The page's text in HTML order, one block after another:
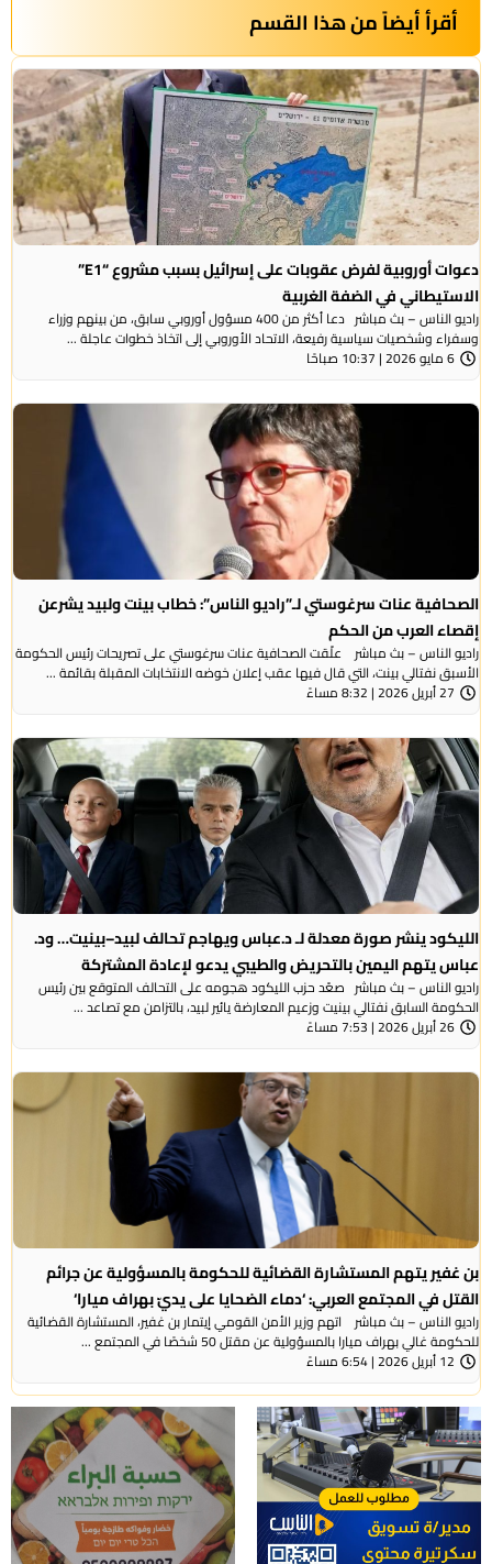
أقرأ أيضاً من هذا القسم
دعوات أوروبية لفرض عقوبات على إسرائيل بسبب مشروع “E1”
الاستيطاني في الضفة الغربية
راديو الناس – بث مباشر دعا أكثر من 400 مسؤول أوروبي سابق، من بينهم وزراء
وسفراء وشخصيات سياسية رفيعة، الاتحاد الأوروبي إلى اتخاذ خطوات عاجلة ...
6 مايو 2026 | 10:37 صباحًا
الصحافية عنات سرغوستي لـ”راديو الناس”: خطاب بينت ولبيد يشرعن
إقصاء العرب من الحكم
راديو الناس – بث مباشر علّقت الصحافية عنات سرغوستي على تصريحات رئيس الحكومة
الأسبق نفتالي بينت، التي قال فيها عقب إعلان خوضه الانتخابات المقبلة بقائمة ...
27 أبريل 2026 | 8:32 مساءً
الليكود ينشر صورة معدلة لـ د.عباس ويهاجم تحالف لبيد–بينيت… ود.
عباس يتهم اليمين بالتحريض والطيبي يدعو لإعادة المشتركة
راديو الناس – بث مباشر صعّد حزب الليكود هجومه على التحالف المتوقع بين رئيس
الحكومة السابق نفتالي بينيت وزعيم المعارضة يائير لبيد، بالتزامن مع تصاعد ...
26 أبريل 2026 | 7:53 مساءً
بن غفير يتهم المستشارة القضائية للحكومة بالمسؤولية عن جرائم
القتل في المجتمع العربي: ‘دماء الضحايا على يديّ بهراف ميارا‘
راديو الناس – بث مباشر اتهم وزير الأمن القومي إيتمار بن غفير، المستشارة القضائية
للحكومة غالي بهراف ميارا بالمسؤولية عن مقتل 50 شخصًا في المجتمع ...
12 أبريل 2026 | 6:54 مساءً